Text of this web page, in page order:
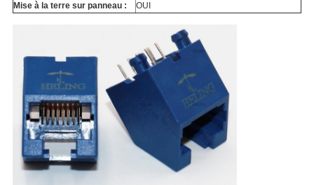
Mise à la terre sur panneau :
OUI